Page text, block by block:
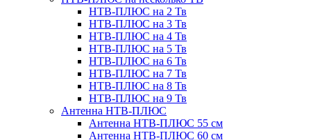
НТВ-ПЛЮС на 2 Тв
НТВ-ПЛЮС на 3 Тв
НТВ-ПЛЮС на 4 Тв
НТВ-ПЛЮС на 5 Тв
НТВ-ПЛЮС на 6 Тв
НТВ-ПЛЮС на 7 Тв
НТВ-ПЛЮС на 8 Тв
НТВ-ПЛЮС на 9 Тв
Антенна НТВ-ПЛЮС
Антенна НТВ-ПЛЮС 55 см
Антенна НТВ-ПЛЮС 60 см